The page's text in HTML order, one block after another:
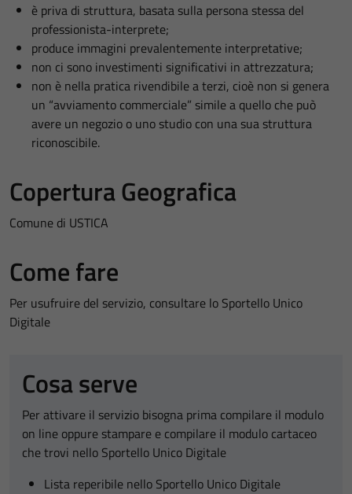
è priva di struttura, basata sulla persona stessa del
professionista-interprete;
produce immagini prevalentemente interpretative;
non ci sono investimenti significativi in attrezzatura;
non è nella pratica rivendibile a terzi, cioè non si genera
un “avviamento commerciale” simile a quello che può
avere un negozio o uno studio con una sua struttura
riconoscibile.
Copertura Geografica
Comune di USTICA
Come fare
Per usufruire del servizio, consultare lo Sportello Unico
Digitale
Cosa serve
Per attivare il servizio bisogna prima compilare il modulo
on line oppure stampare e compilare il modulo cartaceo
che trovi nello Sportello Unico Digitale
Lista reperibile nello Sportello Unico Digitale